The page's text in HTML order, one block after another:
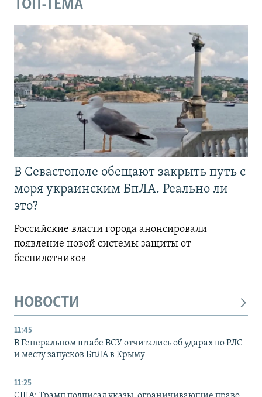
ТОП-ТЕМА
В Севастополе обещают закрыть путь с
моря украинским БпЛА. Реально ли
это?
Российские власти города анонсировали
появление новой системы защиты от
беспилотников
НОВОСТИ
11:45
В Генеральном штабе ВСУ отчитались об ударах по РЛС
и месту запусков БпЛА в Крыму
11:25